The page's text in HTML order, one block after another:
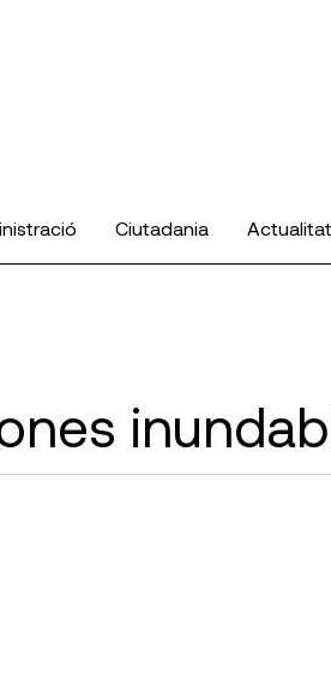
Ciutadania